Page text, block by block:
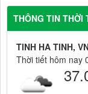
THÔNG TIN THỜI
TINH HA TINH,
Thời tiết hôm nay